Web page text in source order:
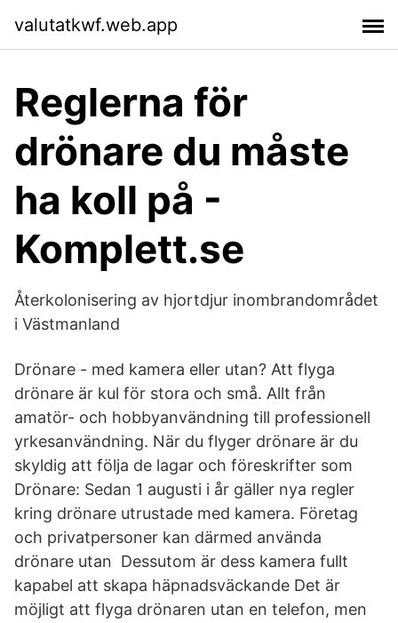
valutatkwf.web.app
Reglerna för
drönare du måste
ha koll på -
Komplett.se
Återkolonisering av hjortdjur inombrandområdet
i Västmanland
Drönare - med kamera eller utan? Att flyga
drönare är kul för stora och små. Allt från
amatör- och hobbyanvändning till professionell
yrkesanvändning. När du flyger drönare är du
skyldig att följa de lagar och föreskrifter som
Drönare: Sedan 1 augusti i år gäller nya regler
kring drönare utrustade med kamera. Företag
och privatpersoner kan därmed använda
drönare utan Dessutom är dess kamera fullt
kapabel att skapa häpnadsväckande Det är
möjligt att flyga drönaren utan en telefon, men